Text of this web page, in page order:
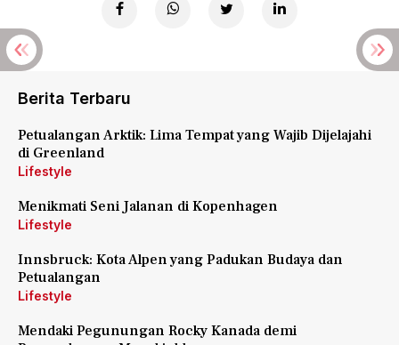
Berita Terbaru
Petualangan Arktik: Lima Tempat yang Wajib Dijelajahi
di Greenland
Lifestyle
Menikmati Seni Jalanan di Kopenhagen
Lifestyle
Innsbruck: Kota Alpen yang Padukan Budaya dan
Petualangan
Lifestyle
Mendaki Pegunungan Rocky Kanada demi